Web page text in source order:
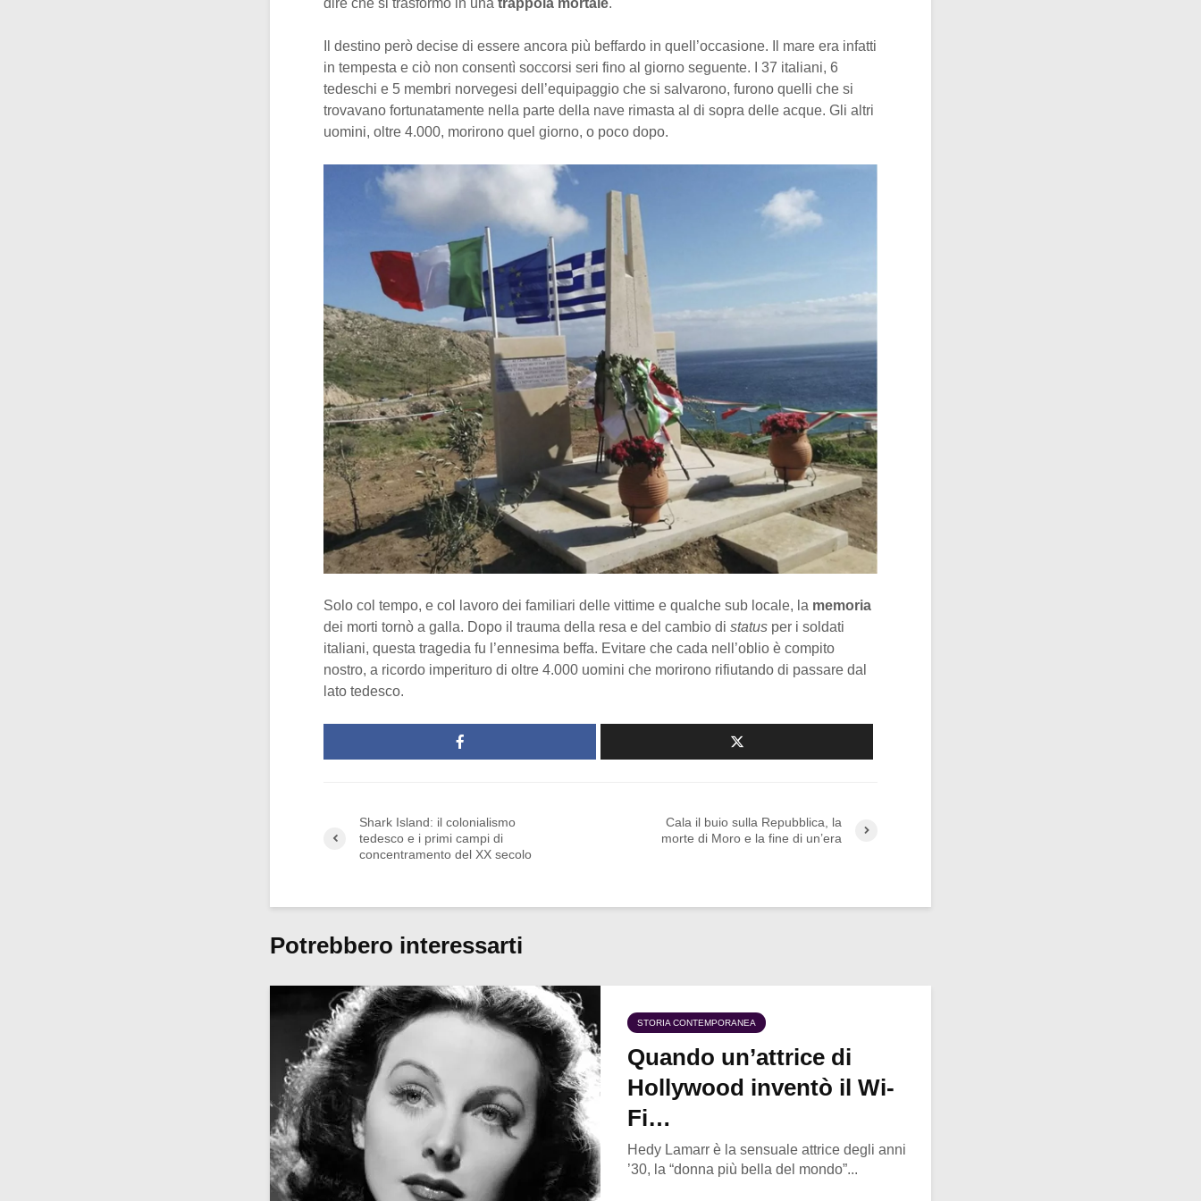
dire che si trasformò in una trappola mortale.
Il destino però decise di essere ancora più beffardo in quell’occasione. Il mare era infatti
in tempesta e ciò non consentì soccorsi seri fino al giorno seguente. I 37 italiani, 6
tedeschi e 5 membri norvegesi dell’equipaggio che si salvarono, furono quelli che si
trovavano fortunatamente nella parte della nave rimasta al di sopra delle acque. Gli altri
uomini, oltre 4.000, morirono quel giorno, o poco dopo.
Solo col tempo, e col lavoro dei familiari delle vittime e qualche sub locale, la memoria
dei morti tornò a galla. Dopo il trauma della resa e del cambio di status per i soldati
italiani, questa tragedia fu l’ennesima beffa. Evitare che cada nell’oblio è compito
nostro, a ricordo imperituro di oltre 4.000 uomini che morirono rifiutando di passare dal
lato tedesco.
Shark Island: il colonialismo
tedesco e i primi campi di
concentramento del XX secolo
Cala il buio sulla Repubblica, la
morte di Moro e la fine di un’era
Potrebbero interessarti
STORIA CONTEMPORANEA
Quando un’attrice di
Hollywood inventò il Wi-
Fi…
Hedy Lamarr è la sensuale attrice degli anni
’30, la “donna più bella del mondo”...